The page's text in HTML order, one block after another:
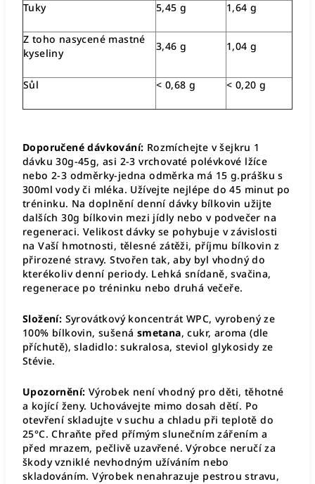
Tuky 5,45 g 1,64 g
Z toho nasycené mastné
kyseliny
3,46 g 1,04 g
Sůl < 0,68 g < 0,20 g
Doporučené dávkování: Rozmíchejte v šejkru 1
dávku 30g-45g, asi 2-3 vrchovaté polévkové lžíce
nebo 2-3 odměrky-jedna odměrka má 15 g.prášku s
300ml vody či mléka. Užívejte nejlépe do45 minut po
tréninku. Na doplnění denní dávky bílkovin užijte
dalších 30g bílkovin mezi jídly nebo v podvečer na
regeneraci. Velikost dávky se pohybuje v závislosti
na Vaší hmotnosti, tělesné zátěži, příjmu bílkovin z
přirozené stravy. Stvořen tak, aby byl vhodný do
kterékoliv denní periody. Lehká snídaně, svačina,
regenerace po tréninku nebo druhá večeře.
Složení: Syrovátkový koncentrát WPC, vyrobený ze
100% bílkovin, sušená smetana, cukr, aroma (dle
příchutě), sladidlo: sukralosa, steviol glykosidy ze
Stévie.
Upozornění: Výrobek není vhodný pro děti, těhotné
a kojící ženy. Uchovávejte mimo dosah dětí. Po
otevření skladujte v suchu a chladu při teplotě do
25°C. Chraňte před přímým slunečním zářením a
před mrazem, pečlivě uzavřené. Výrobce neručí za
škody vzniklé nevhodným užíváním nebo
skladováním. Výrobek nenahrazuje pestrou stravu,